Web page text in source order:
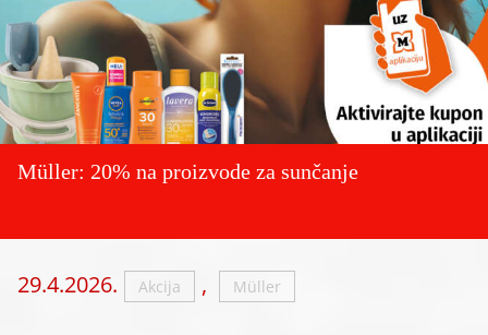
Müller: 20% na proizvode za sunčanje
29.4.2026. Akcija , Müller